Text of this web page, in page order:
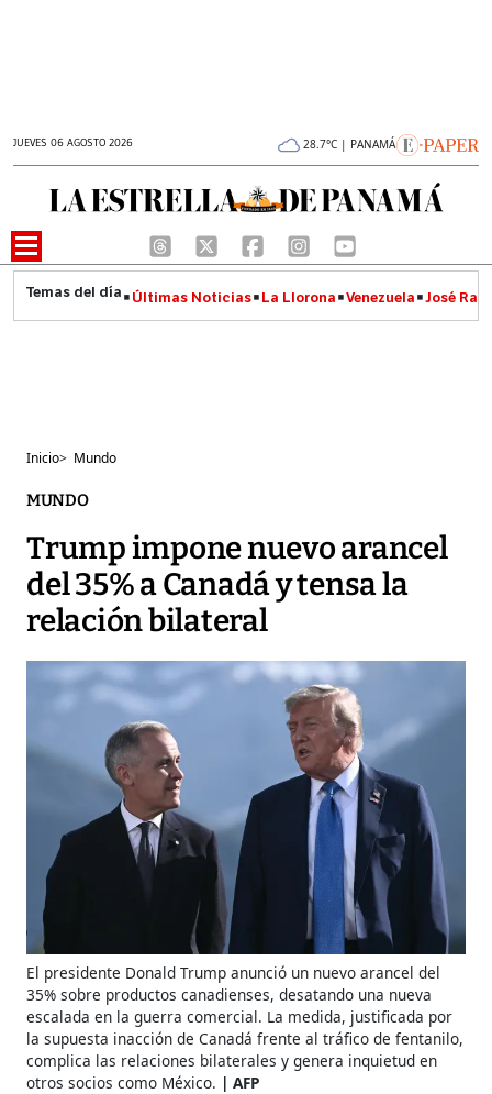
JUEVES 06 AGOSTO 2026 28.7°C | PANAMÁ
Últimas Noticias La Llorona Venezuela José
Inicio> Mundo
MUNDO
Trump impone nuevo arancel
del 35% a Canadá y tensa la
relación bilateral
El presidente Donald Trump anunció un nuevo arancel del
35% sobre productos canadienses, desatando una nueva
escalada en la guerra comercial. La medida, justificada por
la supuesta inacción de Canadá frente al tráfico de fentanilo,
complica las relaciones bilaterales y genera inquietud en
otros socios como México.
AFP